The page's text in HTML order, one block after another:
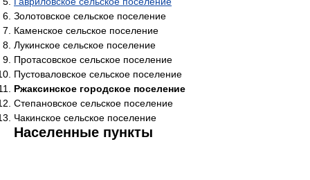
Золотовское сельское поселение
Каменское сельское поселение
Лукинское сельское поселение
Протасовское сельское поселение
Пустоваловское сельское поселение
Ржаксинское городское поселение
Степановское сельское поселение
Чакинское сельское поселение
Населенные пункты